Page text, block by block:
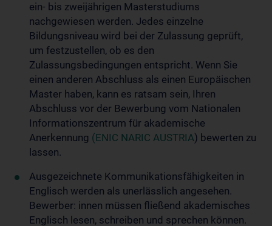
ein- bis zweijährigen Masterstudiums
nachgewiesen werden. Jedes einzelne
Bildungsniveau wird bei der Zulassung geprüft,
um festzustellen, ob es den
Zulassungsbedingungen entspricht. Wenn Sie
einen anderen Abschluss als einen Europäischen
Master haben, kann es ratsam sein, Ihren
Abschluss vor der Bewerbung vom Nationalen
Informationszentrum für akademische
Anerkennung (ENIC NARIC AUSTRIA) bewerten zu
lassen.
Ausgezeichnete Kommunikationsfähigkeiten in
Englisch werden als unerlässlich angesehen.
Bewerber: innen müssen fließend akademisches
Englisch lesen, schreiben und sprechen können.